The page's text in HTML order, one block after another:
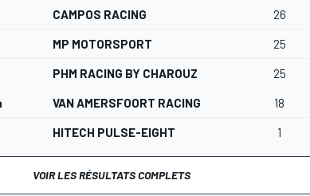
CAMPOS RACING 26
MP MOTORSPORT 25
PHM RACING BY CHAROUZ 25
VAN AMERSFOORT RACING 18
HITECH PULSE-EIGHT 1
VOIR LES RÉSULTATS COMPLETS